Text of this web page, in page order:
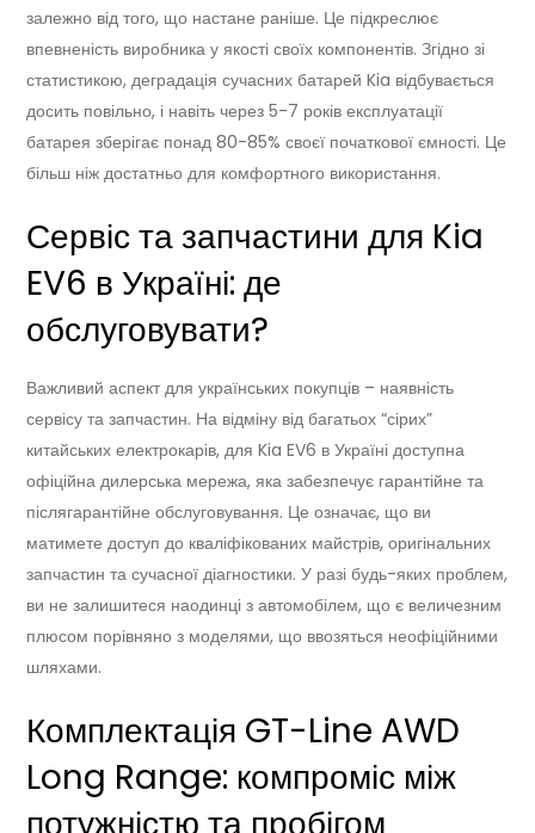
залежно від того, що настане раніше. Це підкреслює
впевненість виробника у якості своїх компонентів. Згідно зі
статистикою, деградація сучасних батарей Kia відбувається
досить повільно, і навіть через 5-7 років експлуатації
батарея зберігає понад 80-85% своєї початкової ємності. Це
більш ніж достатньо для комфортного використання.
Сервіс та запчастини для Kia
EV6 в Україні: де
обслуговувати?
Важливий аспект для українських покупців – наявність
сервісу та запчастин. На відміну від багатьох “сірих”
китайських електрокарів, для Kia EV6 в Україні доступна
офіційна дилерська мережа, яка забезпечує гарантійне та
післягарантійне обслуговування. Це означає, що ви
матимете доступ до кваліфікованих майстрів, оригінальних
запчастин та сучасної діагностики. У разі будь-яких проблем,
ви не залишитеся наодинці з автомобілем, що є величезним
плюсом порівняно з моделями, що ввозяться неофіційними
шляхами.
Комплектація GT-Line AWD
Long Range: компроміс між
потужністю та пробігом